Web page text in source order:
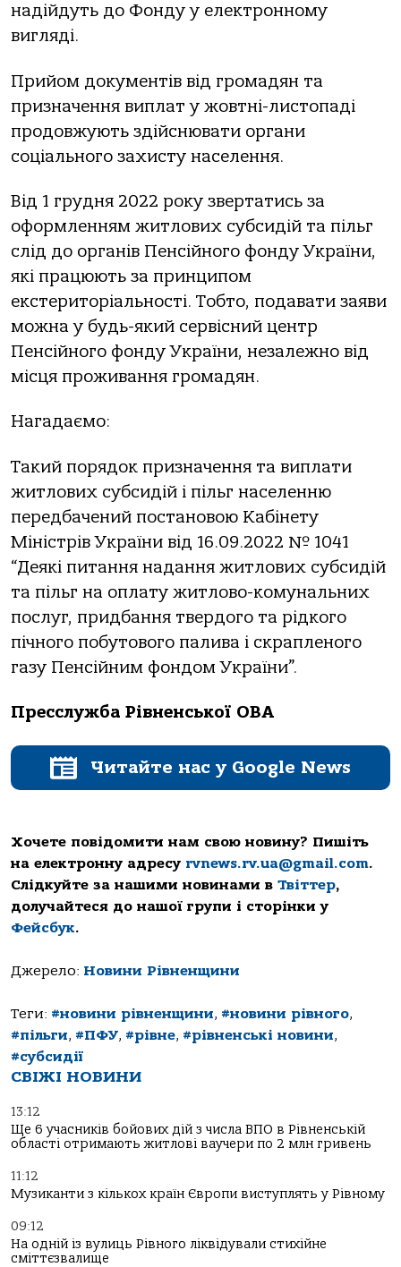
надійдуть до Фонду у електронному
вигляді.
Прийом документів від громадян та
призначення виплат у жовтні-листопаді
продовжують здійснювати органи
соціального захисту населення.
Від 1 грудня 2022 року звертатись за
оформленням житлових субсидій та пільг
слід до органів Пенсійного фонду України,
які працюють за принципом
екстериторіальності. Тобто, подавати заяви
можна у будь-який сервісний центр
Пенсійного фонду України, незалежно від
місця проживання громадян.
Нагадаємо:
Такий порядок призначення та виплати
житлових субсидій і пільг населенню
передбачений постановою Кабінету
Міністрів України від 16.09.2022 № 1041
“Деякі питання надання житлових субсидій
та пільг на оплату житлово-комунальних
послуг, придбання твердого та рідкого
пічного побутового палива і скрапленого
газу Пенсійним фондом України”.
Пресслужба Рівненської ОВА
Читайте нас у Google News
Хочете повідомити нам свою новину? Пишіть
на електронну адресу rvnews.rv.ua@gmail.com.
Слідкуйте за нашими новинами в Твіттер,
долучайтеся до нашої групи і сторінки у
Фейсбук.
Джерело: Новини Рівненщини
Теги: #новини рівненщини, #новини рівного,
#пільги, #ПФУ, #рівне, #рівненські новини,
#субсидії
СВІЖІ НОВИНИ
13:12
Ще 6 учасників бойових дій з числа ВПО в Рівненській
області отримають житлові ваучери по 2 млн гривень
11:12
Музиканти з кількох країн Європи виступлять у Рівному
09:12
На одній із вулиць Рівного ліквідували стихійне
сміттєзвалище